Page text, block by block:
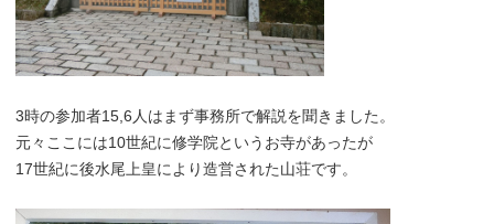
3時の参加者15,6人はまず事務所で解説を聞きました。
元々ここには10世紀に修学院というお寺があったが
17世紀に後水尾上皇により造営された山荘です。